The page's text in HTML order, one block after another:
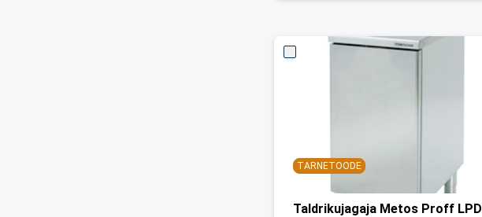
TARNETOODE
Taldrikujagaja Metos Proff LPD